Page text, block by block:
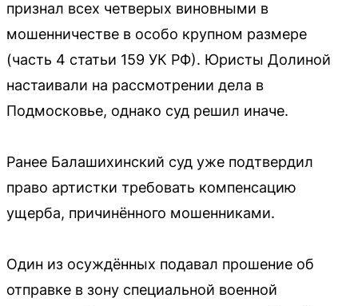
признал всех четверых виновными в
мошенничестве в особо крупном размере
(часть 4 статьи 159 УК РФ). Юристы Долиной
настаивали на рассмотрении дела в
Подмосковье, однако суд решил иначе.
Ранее Балашихинский суд уже подтвердил
право артистки требовать компенсацию
ущерба, причинённого мошенниками.
Один из осуждённых подавал прошение об
отправке в зону специальной военной